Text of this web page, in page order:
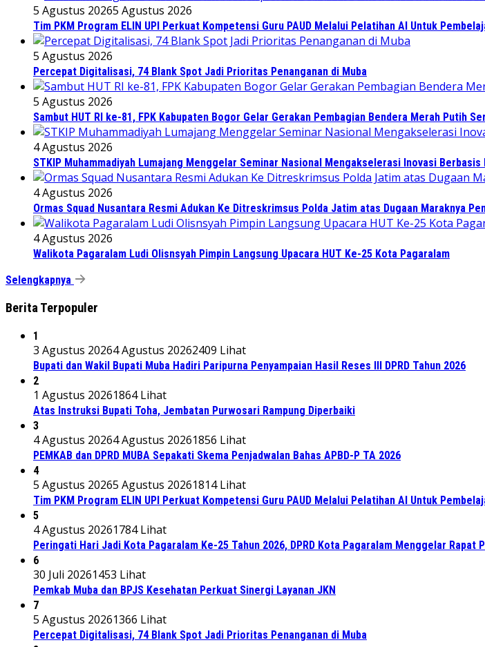
5 Agustus 20265 Agustus 2026
Tim PKM Program ELIN UPI Perkuat Kompetensi Guru PAUD Melalui Pelatihan AI Untuk
5 Agustus 2026
Percepat Digitalisasi, 74 Blank Spot Jadi Prioritas Penanganan di Muba
5 Agustus 2026
Sambut HUT RI ke-81, FPK Kabupaten Bogor Gelar Gerakan Pembagian Bendera Merah Putih
4 Agustus 2026
STKIP Muhammadiyah Lumajang Menggelar Seminar Nasional Mengakselerasi Inovasi
4 Agustus 2026
Ormas Squad Nusantara Resmi Adukan Ke Ditreskrimsus Polda Jatim atas Dugaan Maraknya
4 Agustus 2026
Walikota Pagaralam Ludi Olisnsyah Pimpin Langsung Upacara HUT Ke-25 Kota Pagaralam
Selengkapnya
Berita Terpopuler
1
3 Agustus 20264 Agustus 20262409 Lihat
Bupati dan Wakil Bupati Muba Hadiri Paripurna Penyampaian Hasil Reses III DPRD Tahun 2026
2
1 Agustus 20261864 Lihat
Atas Instruksi Bupati Toha, Jembatan Purwosari Rampung Diperbaiki
3
4 Agustus 20264 Agustus 20261856 Lihat
PEMKAB dan DPRD MUBA Sepakati Skema Penjadwalan Bahas APBD-P TA 2026
4
5 Agustus 20265 Agustus 20261814 Lihat
Tim PKM Program ELIN UPI Perkuat Kompetensi Guru PAUD Melalui Pelatihan AI Untuk
5
4 Agustus 20261784 Lihat
Peringati Hari Jadi Kota Pagaralam Ke-25 Tahun 2026, DPRD Kota Pagaralam Menggelar Rapat
6
30 Juli 20261453 Lihat
Pemkab Muba dan BPJS Kesehatan Perkuat Sinergi Layanan JKN
7
5 Agustus 20261366 Lihat
Percepat Digitalisasi, 74 Blank Spot Jadi Prioritas Penanganan di Muba